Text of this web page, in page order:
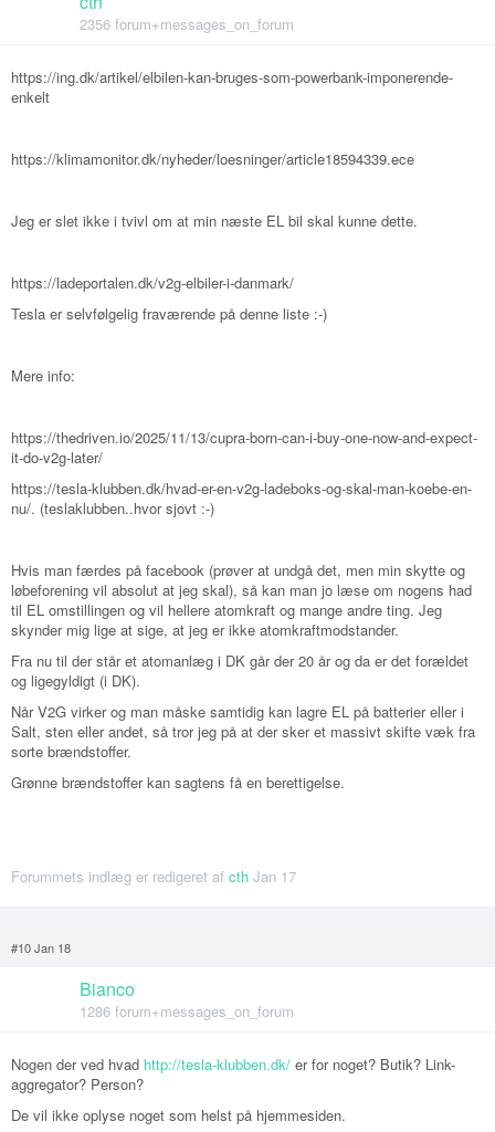
2356 forum+messages_on_forum
https://ing.dk/artikel/elbilen-kan-bruges-som-powerbank-imponerende-
enkelt
https://klimamonitor.dk/nyheder/loesninger/article18594339.ece
Jeg er slet ikke i tvivl om at min næste EL bil skal kunne dette.
https://ladeportalen.dk/v2g-elbiler-i-danmark/
Tesla er selvfølgelig fraværende på denne liste :-)
Mere info:
https://thedriven.io/2025/11/13/cupra-born-can-i-buy-one-now-and-expect-
it-do-v2g-later/
https://tesla-klubben.dk/hvad-er-en-v2g-ladeboks-og-skal-man-koebe-en-
nu/. (teslaklubben..hvor sjovt :-)
Hvis man færdes på facebook (prøver at undgå det, men min skytte og
løbeforening vil absolut at jeg skal), så kan man jo læse om nogens had
til EL omstillingen og vil hellere atomkraft og mange andre ting. Jeg
skynder mig lige at sige, at jeg er ikke atomkraftmodstander.
Fra nu til der står et atomanlæg i DK går der 20 år og da er det forældet
og ligegyldigt (i DK).
Når V2G virker og man måske samtidig kan lagre EL på batterier eller i
Salt, sten eller andet, så tror jeg på at der sker et massivt skifte væk fra
sorte brændstoffer.
Grønne brændstoffer kan sagtens få en berettigelse.
Forummets indlæg er redigeret af cth Jan 17
#10 Jan 18
Bianco
1286 forum+messages_on_forum
Nogen der ved hvad http://tesla-klubben.dk/ er for noget? Butik? Link-
aggregator? Person?
De vil ikke oplyse noget som helst på hjemmesiden.